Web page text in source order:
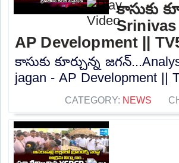
కాసుకు
Srinivas
AP Development ||
కాసుకు కూర్చున్న
jagan - AP Development ||
CATEGORY: NEWS